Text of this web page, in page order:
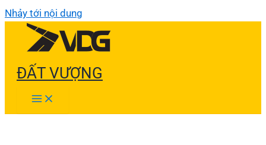
Nhảy tới nội dung
ĐẤT VƯỢNG